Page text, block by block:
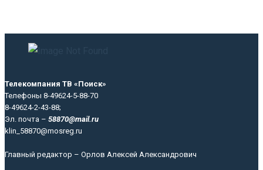
Телекомпания ТВ «Поиск»
Телефоны 8-49624-5-88-70
8-49624-2-43-88;
Эл. почта – 58870@mail.ru
klin_58870@mosreg.ru
Главный редактор – Орлов Алексей Александрович